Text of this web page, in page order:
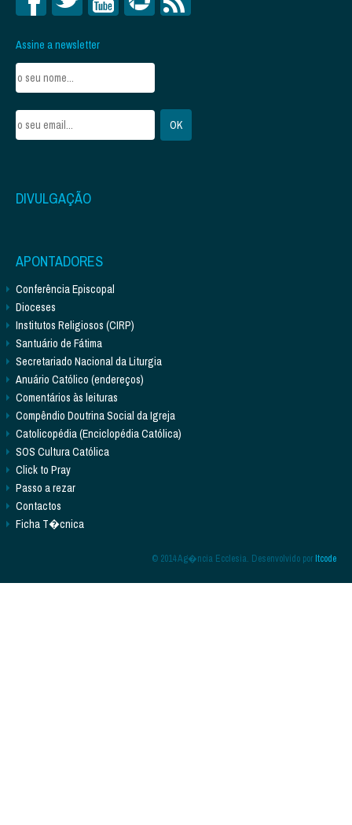
Assine a newsletter
DIVULGAÇÃO
APONTADORES
Conferência Episcopal
Dioceses
Institutos Religiosos (CIRP)
Santuário de Fátima
Secretariado Nacional da Liturgia
Anuário Católico (endereços)
Comentários às leituras
Compêndio Doutrina Social da Igreja
Catolicopédia (Enciclopédia Católica)
SOS Cultura Católica
Click to Pray
Passo a rezar
Contactos
Ficha T�cnica
© 2014 Ag�ncia Ecclesia. Desenvolvido porItcode